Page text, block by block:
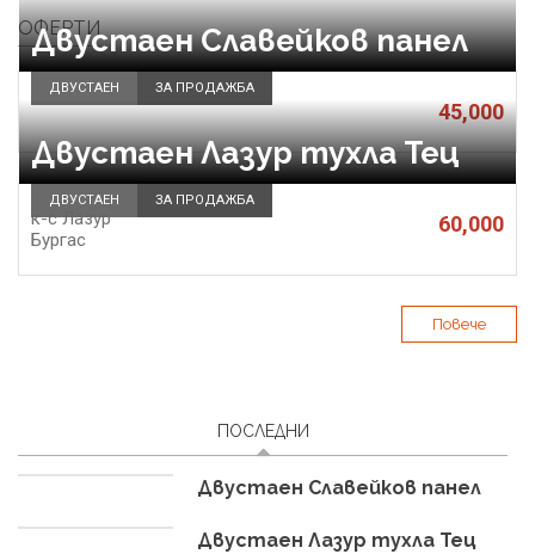
ОФЕРТИ
ДВУСТАЕН ЗА ПРОДАЖБА
Двустаен Славейков панел
45,000
ДВУСТАЕН ЗА ПРОДАЖБА
Двустаен Лазур тухла Тец
к-с Лазур
Бургас
60,000
Повече
ПОСЛЕДНИ
Двустаен Славейков панел
Двустаен Лазур тухла Тец